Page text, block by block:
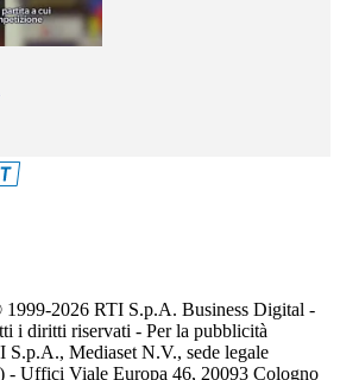
1999-2026 RTI S.p.A. Business Digital -
i diritti riservati - Per la pubblicità
Mediaset N.V., sede legale
- Uffici Viale Europa 46, 20093 Cologno